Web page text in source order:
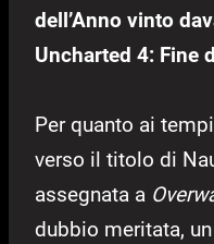
dell’Anno vinto
Uncharted 4: Fine
Per quanto ai
verso il titolo di
assegnata a
dubbio meritata,